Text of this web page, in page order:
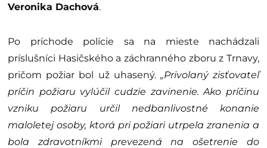
Veronika Dachová.
Po príchode polície sa na mieste nachádzali
príslušníci Hasičského a záchranného zboru z Trnavy,
pričom požiar bol už uhasený. „Privolaný zisťovateľ
príčin požiaru vylúčil cudzie zavinenie. Ako príčinu
vzniku požiaru určil nedbanlivostné konanie
maloletej osoby, ktorá pri požiari utrpela zranenia a
bola zdravotníkmi prevezená na ošetrenie do